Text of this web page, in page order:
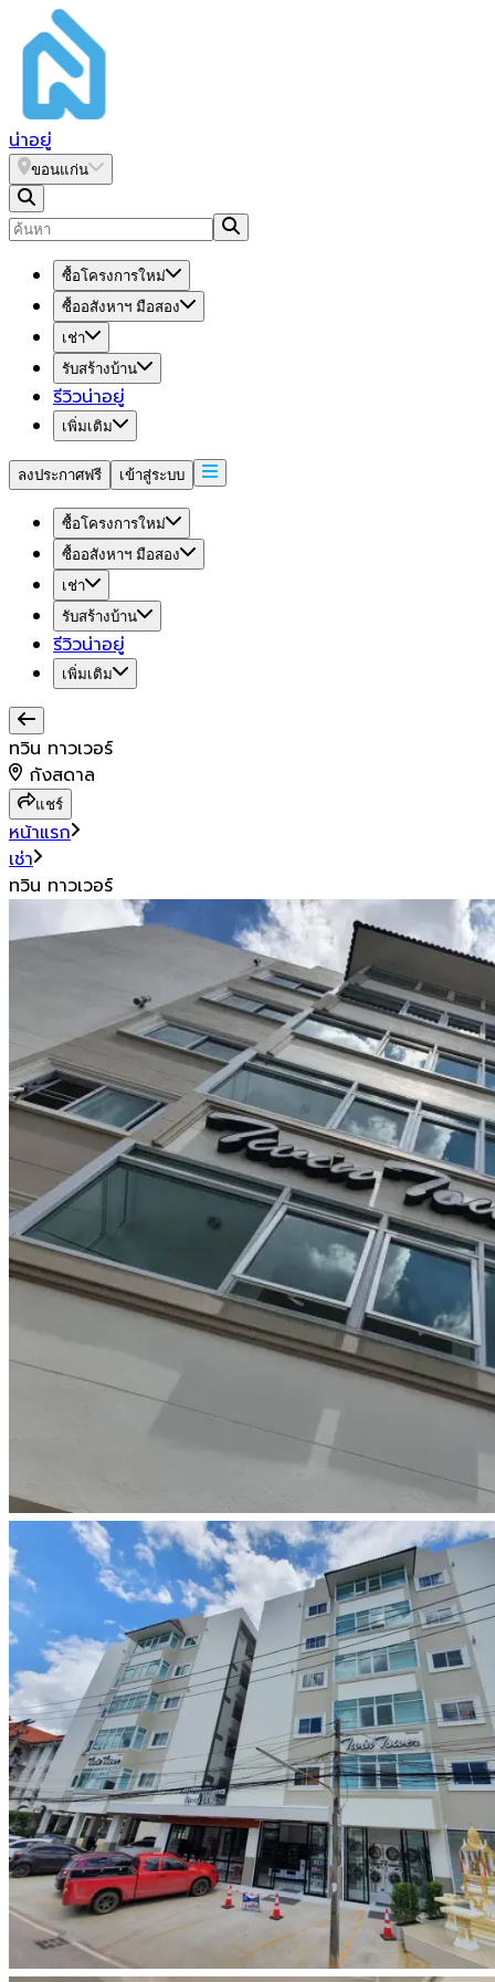
น่าอยู่
ขอนแก่น
ซื้อโครงการใหม่
ซื้ออสังหาฯ มือสอง
เช่า
รับสร้างบ้าน
รีวิวน่าอยู่
เพิ่มเติม
ลงประกาศฟรี เข้าสู่ระบบ
ซื้อโครงการใหม่
ซื้ออสังหาฯ มือสอง
เช่า
รับสร้างบ้าน
รีวิวน่าอยู่
เพิ่มเติม
ทวิน ทาวเวอร์
กังสดาล
แชร์
หน้าแรก
เช่า
ทวิน ทาวเวอร์